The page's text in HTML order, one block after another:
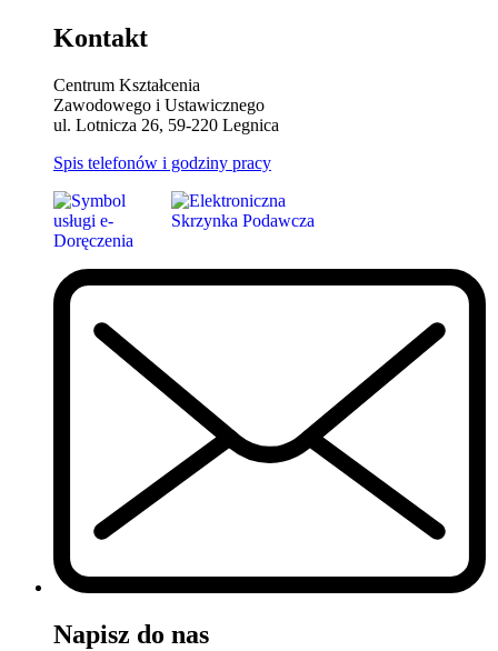
Kontakt
Centrum Kształcenia
Zawodowego i Ustawicznego
ul. Lotnicza 26, 59-220 Legnica
Spis telefonów i godziny pracy
Napisz do nas